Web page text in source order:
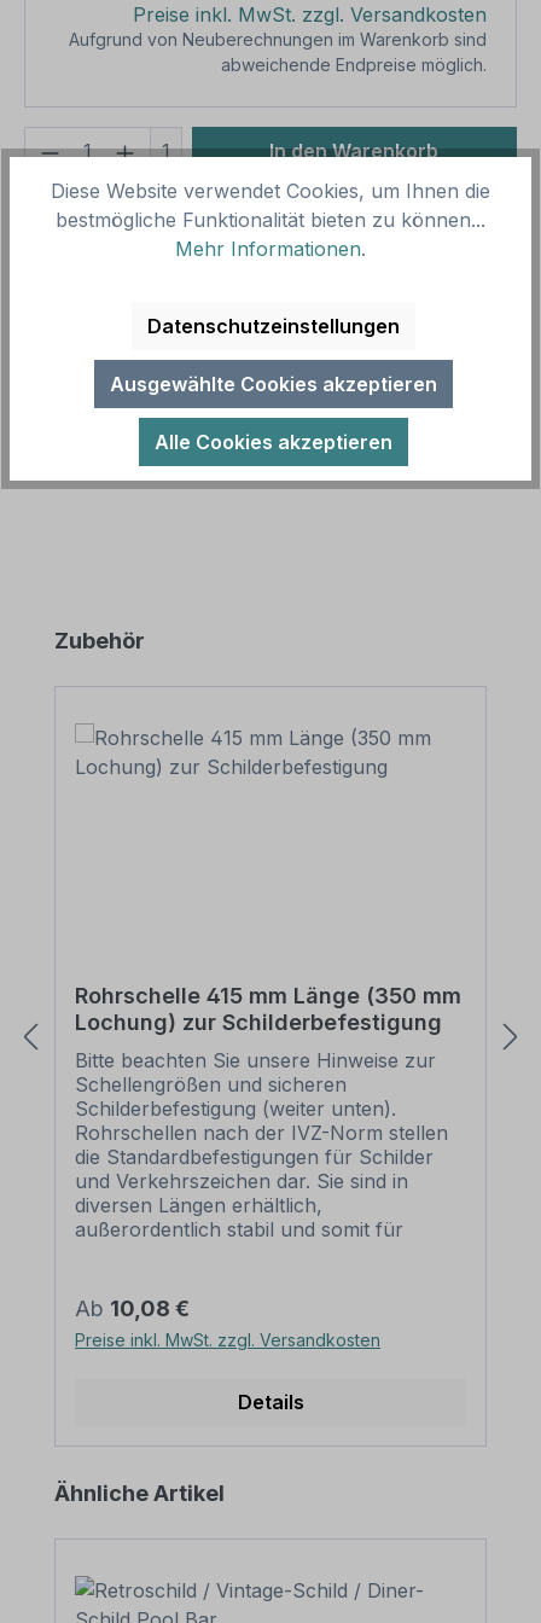
Preise inkl. MwSt. zzgl. Versandkosten
Aufgrund von Neuberechnungen im Warenkorb sind
abweichende Endpreise möglich.
Produkt Anzahl: Gib den gewünschten
1 In den Warenkorb
Produktnummer:SH15909.4
Vorlagenummer: SK-K-19
Beschreibung
Schwimmbadregeln – Hinweise und
Verhaltensregeln im Schwimmbad und an Pools als
Kombinationsschild mit Zusatztexten. Kombina…
Produktgalerie überspringen
Zubehör
Rohrschelle 415 mm Länge (350 mm
Lochung) zur Schilderbefestigung
Bitte beachten Sie unsere Hinweise zur
Schellengrößen und sicheren
Schilderbefestigung (weiter unten).
Rohrschellen nach der IVZ-Norm stellen
die Standardbefestigungen für Schilder
und Verkehrszeichen dar. Sie sind in
diversen Längen erhältlich,
außerordentlich stabil und somit für
eine sichere Befestigung von Schildern mit
einer Höhe über 200 mm werden zwei
Rohrschellen benötigt. Merkmale dieser
Norm: nach IVZ Material: Stahl,
Verschrauben Schellenlänge: ca. 415
Schilderbefestigung: Lochabstand 350
Rohrschelle, 2 Schrauben und 2 Muttern
beachten Sie: Für eine sichere Befestigung
von Schildern mit einer Höhe über 200
Regulärer Preis:
Ab 10,08 €
Preise inkl. MwSt. zzgl. Versandkosten
Details
Produktgalerie überspringen
Ähnliche Artikel
Diese Website verwendet Cookies, um Ihnen die
bestmögliche Funktionalität bieten zu können...
Mehr Informationen.
Datenschutzeinstellungen
Ausgewählte Cookies akzeptieren
Alle Cookies akzeptieren